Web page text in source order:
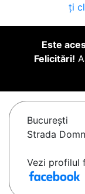
ți
Este
Felicitări!
Bucureşti
Strada
Vezi profilul